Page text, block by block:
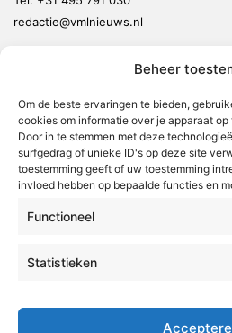
Beheer
Om de beste ervaringen te bieden,
cookies om informatie over je apparaat
Door in te stemmen met deze
surfgedrag of unieke ID's op deze site
toestemming geeft of uw toestemming
invloed hebben op bepaalde functies en
Functioneel
Statistieken
redactie@vmlnieuws.nl
Leudal
Maasgouw
Echt-Susteren
Radio & TV